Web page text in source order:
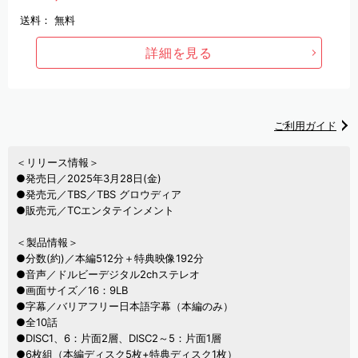
送料： 無料
詳細を見る
ご利用ガイド
＜リリース情報＞
●発売日／2025年3月28日(金)
●発売元／TBS／TBS グロウディア
●販売元／TCエンタテインメント
＜製品情報＞
●分数(約)／本編512分＋特典映像192分
●音声／ドルビーデジタル2chステレオ
●画面サイズ／16：9LB
●字幕／バリアフリー日本語字幕（本編のみ）
●全10話
●DISC1、6：片面2層、DISC2～5：片面1層
●6枚組（本編ディスク5枚+特典ディスク1枚）